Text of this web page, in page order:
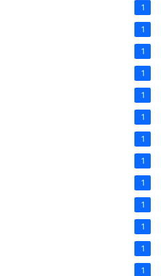
1
1
1
1
1
1
1
1
1
1
1
1
1